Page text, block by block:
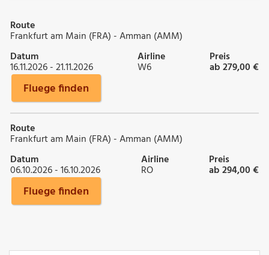
Route
Frankfurt am Main (FRA) - Amman (AMM)
Datum
16.11.2026 - 21.11.2026
Airline
W6
Preis
ab 279,00 €
Fluege finden
Route
Frankfurt am Main (FRA) - Amman (AMM)
Datum
06.10.2026 - 16.10.2026
Airline
RO
Preis
ab 294,00 €
Fluege finden